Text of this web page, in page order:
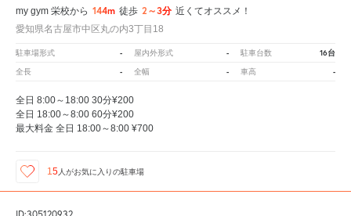
my gym 栄校から 144m 徒歩 2～3分 近くてオススメ！
愛知県名古屋市中区丸の内3丁目18
駐車場形式 - 屋内外形式 - 駐車台数 16台
全長 - 全幅 - 車高 -
全日 8:00～18:00 30分¥200
全日 18:00～8:00 60分¥200
最大料金 全日 18:00～8:00 ¥700
15人がお気に入りの駐車場